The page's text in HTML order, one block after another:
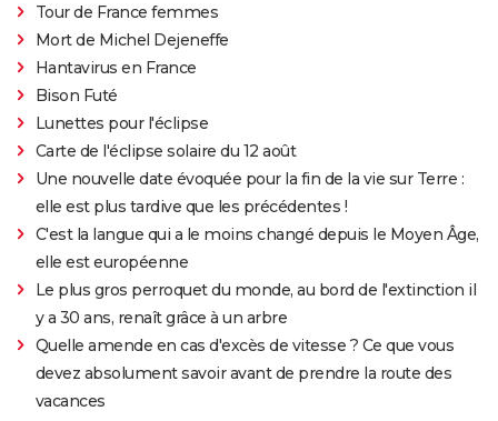
Tour de France femmes
Mort de Michel Dejeneffe
Hantavirus en France
Bison Futé
Lunettes pour l'éclipse
Carte de l'éclipse solaire du 12 août
Une nouvelle date évoquée pour la fin de la vie sur Terre :
elle est plus tardive que les précédentes !
C'est la langue qui a le moins changé depuis le Moyen Âge,
elle est européenne
Le plus gros perroquet du monde, au bord de l'extinction il
y a 30 ans, renaît grâce à un arbre
Quelle amende en cas d'excès de vitesse ? Ce que vous
devez absolument savoir avant de prendre la route des
vacances